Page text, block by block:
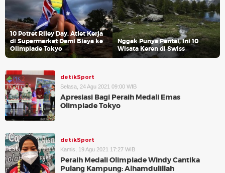
10 Potret Riley Day, Atlet Kerja
di Supermarket Demi Biaya ke
Olimpiade Tokyo
Nggak Punya Pantai, Ini 10
Wisata Keren di Swiss
detikSport
Selasa, 24 Agu 2021 09:00 WIB
Apresiasi Bagi Peraih Medali Emas
Olimpiade Tokyo
detikSport
Kamis, 19 Agu 2021 17:27 WIB
Peraih Medali Olimpiade Windy Cantika
Pulang Kampung: Alhamdulillah